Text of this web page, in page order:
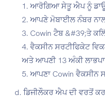
ਆਰੋਗਿਆ ਸੇਤੂ ਐਪ ਨੂੰ
ਆਪਣੇ ਮੋਬਾਈਲ ਨੰਬਰ
Cowin ਟੈਬ &#39;ਤੇ
ਵੈਕਸੀਨ ਸਰਟੀਫਿਕੇਟ
ਅਤੇ ਆਪਣੀ 13 ਅੰਕੀ
ਆਪਣਾ Cowin ਵੈਕਸੀਨ
d. ਡਿਜੀਲੌਕਰ ਐਪ ਦੀ ਵਰਤੋਂ